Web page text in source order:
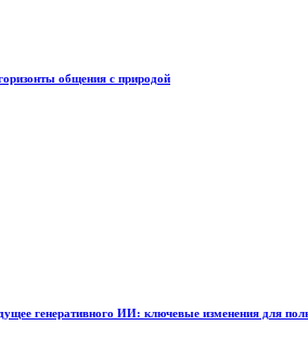
общения с природой
генеративного ИИ: ключевые изменения для